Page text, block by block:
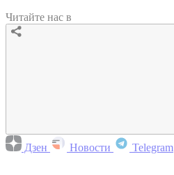
Читайте нас в
Дзен Новости Telegram